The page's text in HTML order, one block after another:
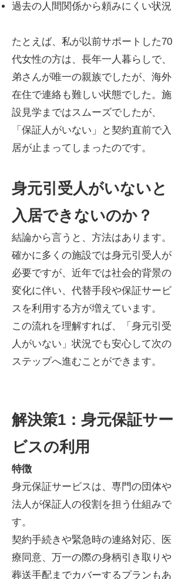
過去の人間関係から頼みにくい状況
たとえば、私が以前サポートした70
代女性の方は、長年一人暮らしで、
弟さんが唯一の親族でしたが、海外
在住で連絡も難しい状態でした。施
設見学まではスムーズでしたが、
「保証人がいない」と契約直前で入
居が止まってしまったのです。​
身元引受人がいないと
入居できないのか？
結論から言うと、方法はあります。
確かに多くの施設では身元引受人が
必要ですが、近年では社会的背景の
変化に伴い、代替手段や保証サービ
スを利用する方が増えています。
この流れを理解すれば、「身元引受
人がいない」状況でも安心して次の
ステップへ進むことができます。
解決策1：身元保証サー
ビスの利用
特徴
身元保証サービスは、専門の団体や
法人が保証人の役割を担う仕組みで
す。
契約手続きや緊急時の連絡対応、医
療同意、万一の際の身柄引き取りや
葬送手配までカバーするプランもあ